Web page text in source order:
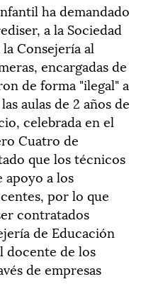
ha demandado
a la Sociedad
Consejería al
encargadas de
de forma "ilegal" a
aulas de 2 años de
celebrada en el
Cuatro de
que los técnicos
apoyo a los
por lo que
contratados
de Educación
docente de los
de empresas